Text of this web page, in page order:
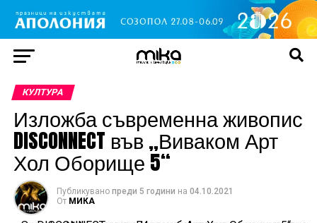
КУЛТУРА
Изложба съвременна живопис
DISCONNECT във „Виваком Арт
Хол Оборище 5“
Публикувано преди 5 години на 04.10.2021
От МИКА